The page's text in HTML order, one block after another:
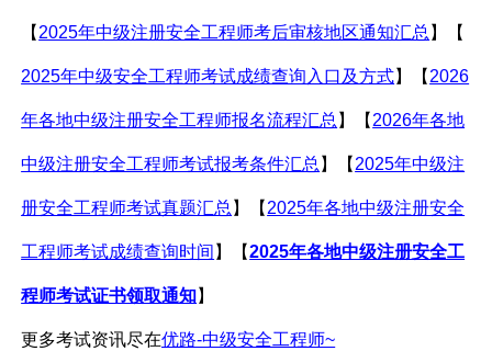
【 2025年中级注册安全工程师考后审核地区通知汇总 】【
2025年中级安全工程师考试成绩查询入口及方式】【 2026
年各地中级注册安全工程师报名流程汇总 】【 2026年各地
中级注册安全工程师考试报考条件汇总 】【 2025年中级注
册安全工程师考试真题汇总 】【 2025年各地中级注册安全
工程师考试成绩查询时间 】【2025年各地中级注册安全工
程师考试证书领取通知】
更多考试资讯尽在优路-中级安全工程师~